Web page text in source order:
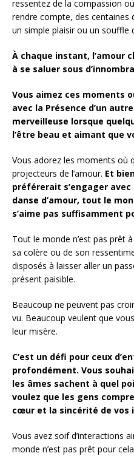
ressentez de la compassion
rendre compte, des
un simple plaisir ou un souffle
À chaque instant, l’amour
à se saluer sous
Vous aimez ces moments
avec la Présence d’un
merveilleuse lorsque
l’être beau et aimant que
Vous adorez les moments où
projecteurs de l’amour. Et
préférerait s’engager
danse d’amour, tout le
s’aime pas suffisamment
Tout le monde n’est pas prêt
sa colère ou de son
disposés à laisser aller un
présent paisible.
Beaucoup ne peuvent pas
vu. Beaucoup veulent que
leur misère.
C’est un défi pour ceux
profondément. Vous
les âmes sachent à quel
voulez que les gens
cœur et la sincérité de vos
Vous avez soif d’interactions
monde n’est pas prêt pour